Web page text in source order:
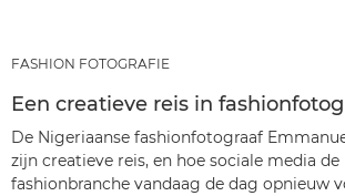
FASHION FOTOGRAFIE
Een creatieve reis in
De Nigeriaanse fashionfotograaf
zijn creatieve reis, en hoe sociale media de
fashionbranche vandaag de dag opnieuw